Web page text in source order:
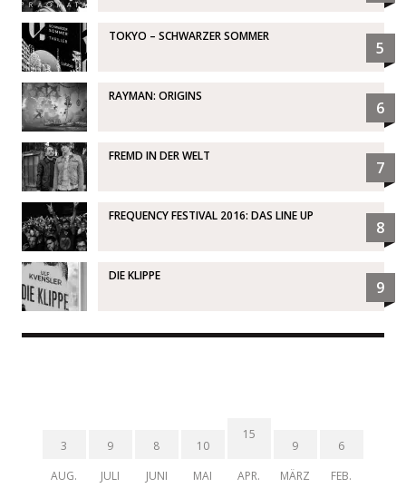
TOKYO – SCHWARZER SOMMER
5
RAYMAN: ORIGINS
6
FREMD IN DER WELT
7
FREQUENCY FESTIVAL 2016: DAS LINE UP
8
DIE KLIPPE
9
3
AUG.
9
JULI
8
JUNI
10
MAI
15
APR.
9
MÄRZ
6
FEB.